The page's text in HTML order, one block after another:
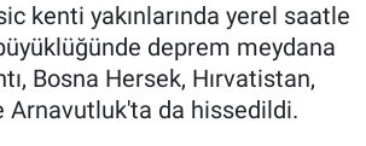
kenti yakınlarında yerel saatle
deprem meydana
Bosna Hersek, Hırvatistan,
Arnavutluk'ta da hissedildi.